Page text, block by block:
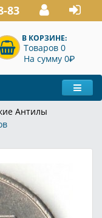
83
В КОРЗИНЕ:
Товаров 0
На сумму 0P
Антилы